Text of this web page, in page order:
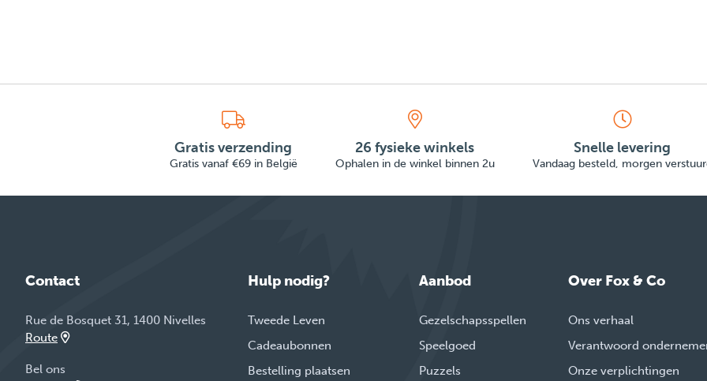
Gratis verzending
Gratis vanaf €69 in België
26 fysieke winkels
Ophalen in de winkel binnen 2u
Snelle levering
Vandaag besteld, morgen
Contact
Rue de Bosquet 31, 1400 Nivelles
Route
Bel ons
Hulp nodig?
Tweede Leven
Cadeaubonnen
Bestelling plaatsen
Aanbod
Gezelschapsspellen
Speelgoed
Puzzels
Over Fox & Co
Ons verhaal
Verantwoord
Onze verplichtingen